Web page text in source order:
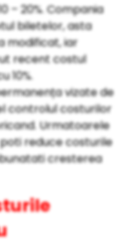
– 20%. Compania
biletelor, asta
modificat, iar
recent costul
10%.
vizate de
controlul costurilor
Urmatoarele
reduce costurile
cresterea